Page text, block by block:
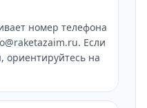
номер телефона
Если
ориентируйтесь на